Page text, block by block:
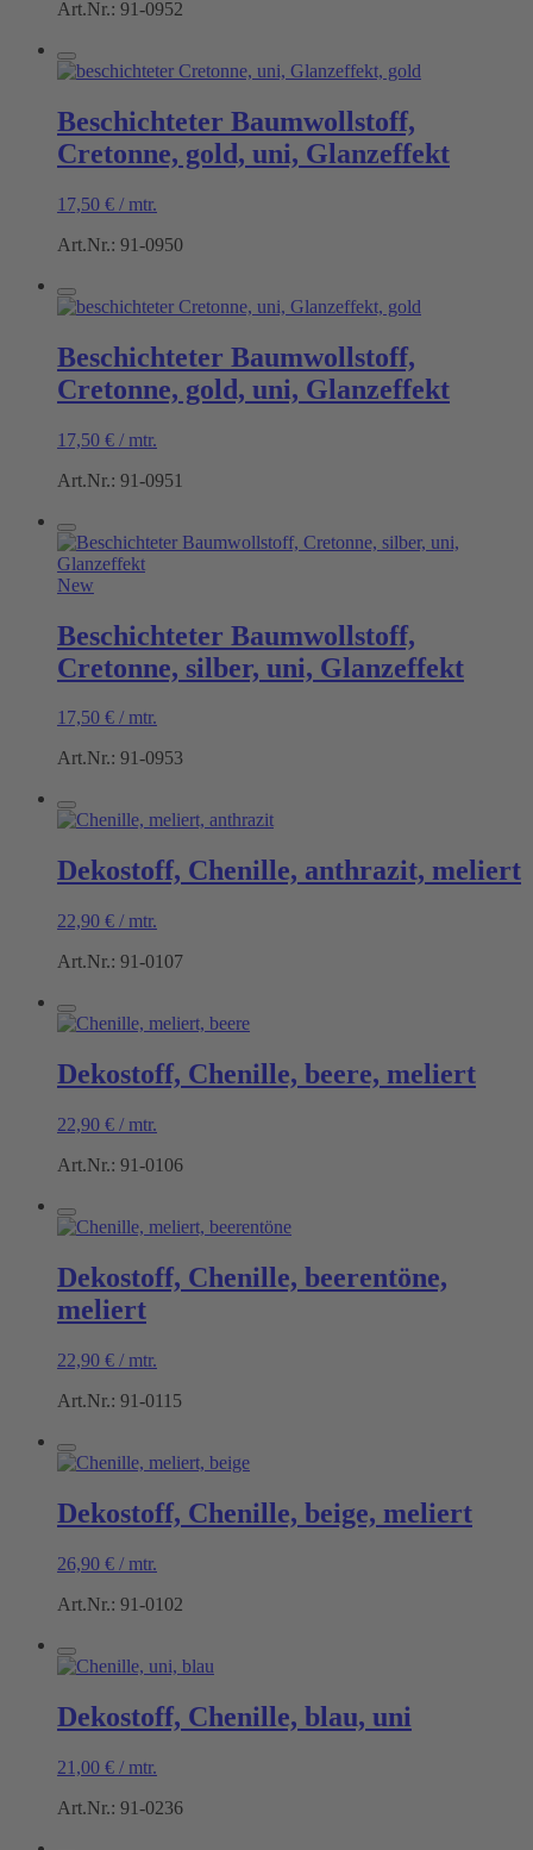
Art.Nr.: 91-0952
Beschichteter Baumwollstoff,
Cretonne, gold, uni, Glanzeffekt
17,50 € / mtr.
Art.Nr.: 91-0950
Beschichteter Baumwollstoff,
Cretonne, gold, uni, Glanzeffekt
17,50 € / mtr.
Art.Nr.: 91-0951
New
Beschichteter Baumwollstoff,
Cretonne, silber, uni, Glanzeffekt
17,50 € / mtr.
Art.Nr.: 91-0953
Dekostoff, Chenille, anthrazit, meliert
22,90 € / mtr.
Art.Nr.: 91-0107
Dekostoff, Chenille, beere, meliert
22,90 € / mtr.
Art.Nr.: 91-0106
Dekostoff, Chenille, beerentöne,
meliert
22,90 € / mtr.
Art.Nr.: 91-0115
Dekostoff, Chenille, beige, meliert
26,90 € / mtr.
Art.Nr.: 91-0102
Dekostoff, Chenille, blau, uni
21,00 € / mtr.
Art.Nr.: 91-0236